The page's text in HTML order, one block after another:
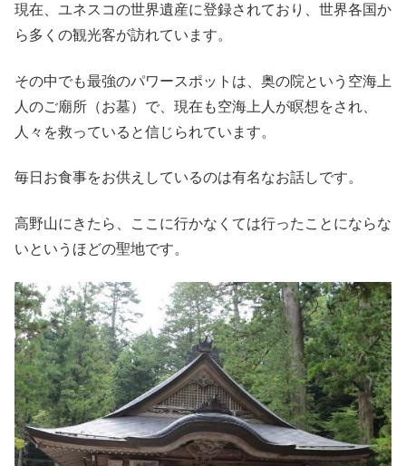
現在、ユネスコの世界遺産に登録されており、世界各国か
ら多くの観光客が訪れています。
その中でも最強のパワースポットは、奥の院という空海上
人のご廟所（お墓）で、現在も空海上人が瞑想をされ、
人々を救っていると信じられています。
毎日お食事をお供えしているのは有名なお話しです。
高野山にきたら、ここに行かなくては行ったことにならな
いというほどの聖地です。